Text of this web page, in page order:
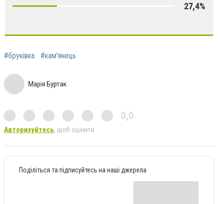
27,4%
#бруківка #кам'янець
Марія Буртак
0,0
Авторизуйтесь, щоб оцінити
Поділіться та підписуйтесь на наші джерела